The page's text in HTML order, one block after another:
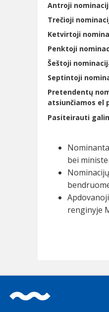
Antroji
Trečioji
Ketvirtoji
Penktoji
Šeštoji
Septintoji
Pretendentų
atsiunčiamos el
Pasiteirauti
bei
renginyje